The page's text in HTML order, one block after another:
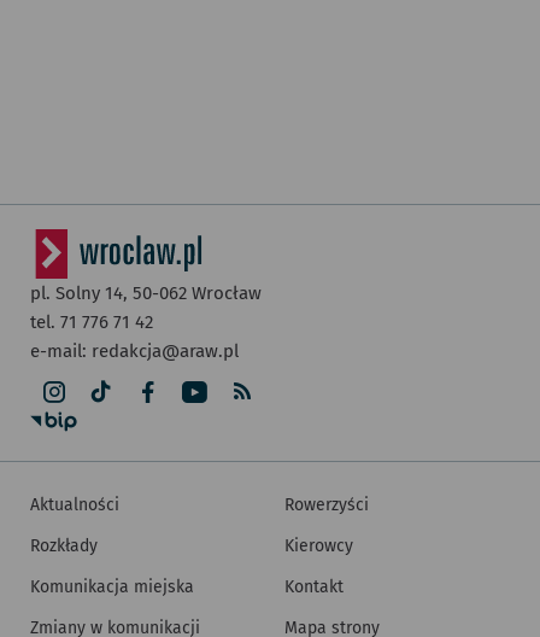
pl. Solny 14, 50-062 Wrocław
tel. 71 776 71 42
e-mail: redakcja@araw.pl
Aktualności
Rozkłady
Komunikacja miejska
Zmiany w komunikacji
Rowerzyści
Kierowcy
Kontakt
Mapa strony